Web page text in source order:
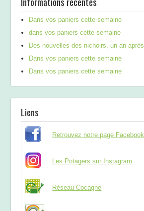
Dans vos paniers cette semaine
dans vos paniers cette semaine
Des nouvelles des nichoirs, un an après
Dans vos paniers cette semaine
Dans vos paniers cette semaine
Liens
Retrouvez notre page Facebook
Les Potagers sur Instagram
Réseau Cocagne